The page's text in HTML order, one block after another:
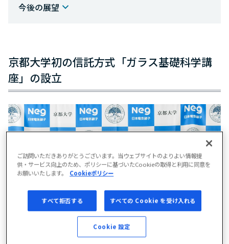
今後の展望
京都大学初の信託方式「ガラス基礎科学講
座」の設立
ご訪問いただきありがとうございます。当ウェブサイトのよりよい情報提
供・サービス向上のため、ポリシーに基づいたCookieの取得と利用に同意を
お願いいたします。
Cookieポリシー
すべて拒否する すべての Cookie を受け入れる
Cookie 設定